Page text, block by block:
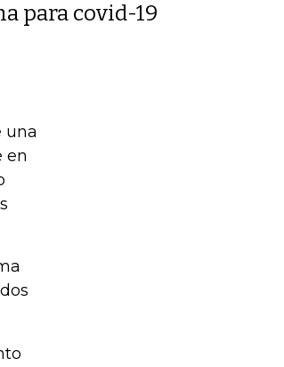
para covid-19
una
en